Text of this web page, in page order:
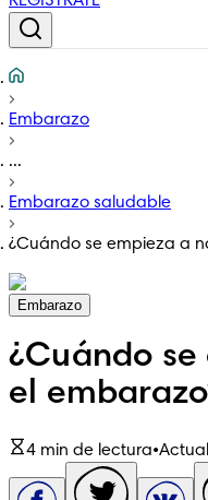
Embarazo
...
Embarazo saludable
¿Cuándo se empieza a
Embarazo
¿Cuándo
el
4 min de lectura•